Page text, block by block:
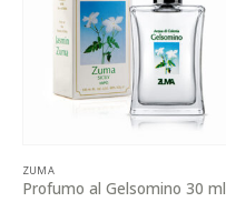
ZUMA
Profumo al Gelsomino 30 ml